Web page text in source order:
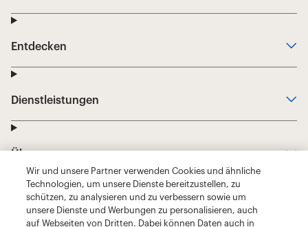
Wir und unsere Partner verwenden Cookies und ähnliche
Technologien, um unsere Dienste bereitzustellen, zu
schützen, zu analysieren und zu verbessern sowie um
unsere Dienste und Werbungen zu personalisieren, auch
auf Webseiten von Dritten. Dabei können Daten auch in